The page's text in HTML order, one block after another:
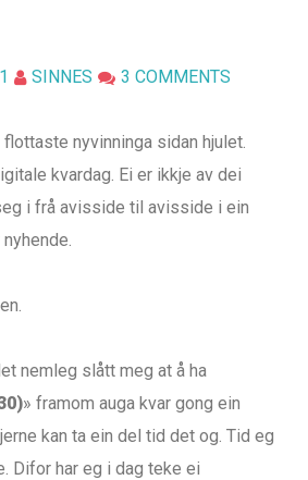
SINNES 3 COMMENTS
flottaste nyvinninga sidan hjulet.
kvardag. Ei er ikkje av dei
i frå avisside til avisside i ein
nemleg slått meg at å ha
» framom auga kvar gong ein
kan ta ein del tid det og. Tid eg
Difor har eg i dag teke ei